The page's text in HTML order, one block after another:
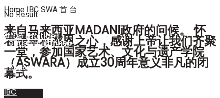
#108 (no title)
Tourism Channel
#108 (no title)
Tourism Channel
Info@swatv
IBC
No Result
View All Result
HomeIBCSWA 首 台
来自马来西亚MADANI政府的问候。 怀
着谦卑和感恩之心，感谢上帝让我们齐聚
一堂，参加国家艺术、文化与遗产学院
（ASWARA）成立30周年意义非凡的闭
幕式。